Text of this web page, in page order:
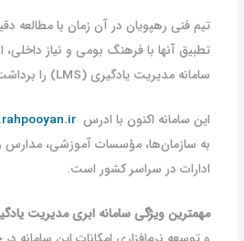
تیم فنی رهپویان در آن زمان با مطالعه
تطبیق آنها با فرهنگ بومی و نیاز
سامانه مدیریت یادگیری (LMS) را برداشت.
این سامانه اکنون با ادرس
به سازمان‌ها، مؤسسات آموزشی، مدارس
ادارات در سراسر کشور است.
مهمترین ویژگی سامانه ابری مدیریت